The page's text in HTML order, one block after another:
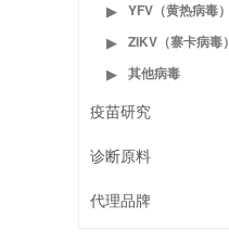
▶
YFV（黄热病毒）
▶
ZIKV（寨卡病毒）
▶
其他病毒
疫苗研究
诊断原料
代理品牌